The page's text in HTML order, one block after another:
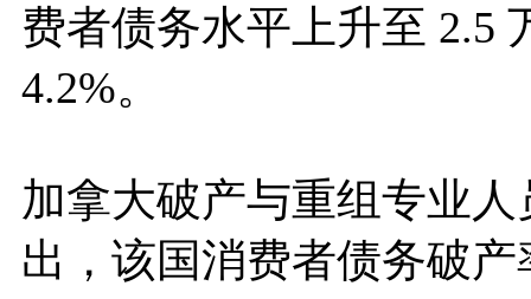
费者债务水平上升至 2.5
4.2%。
加拿大破产与重组专业
出，该国消费者债务破